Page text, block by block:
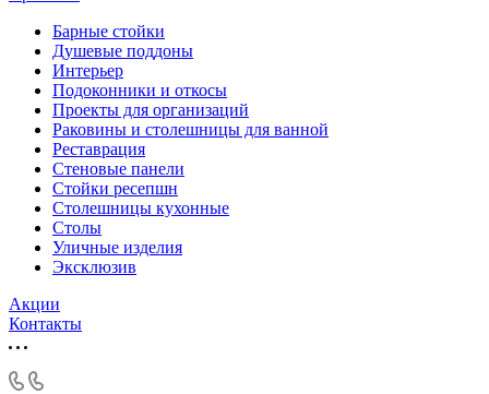
Барные стойки
Душевые поддоны
Интерьер
Подоконники и откосы
Проекты для организаций
Раковины и столешницы для ванной
Реставрация
Стеновые панели
Стойки ресепшн
Столешницы кухонные
Столы
Уличные изделия
Эксклюзив
Акции
Контакты